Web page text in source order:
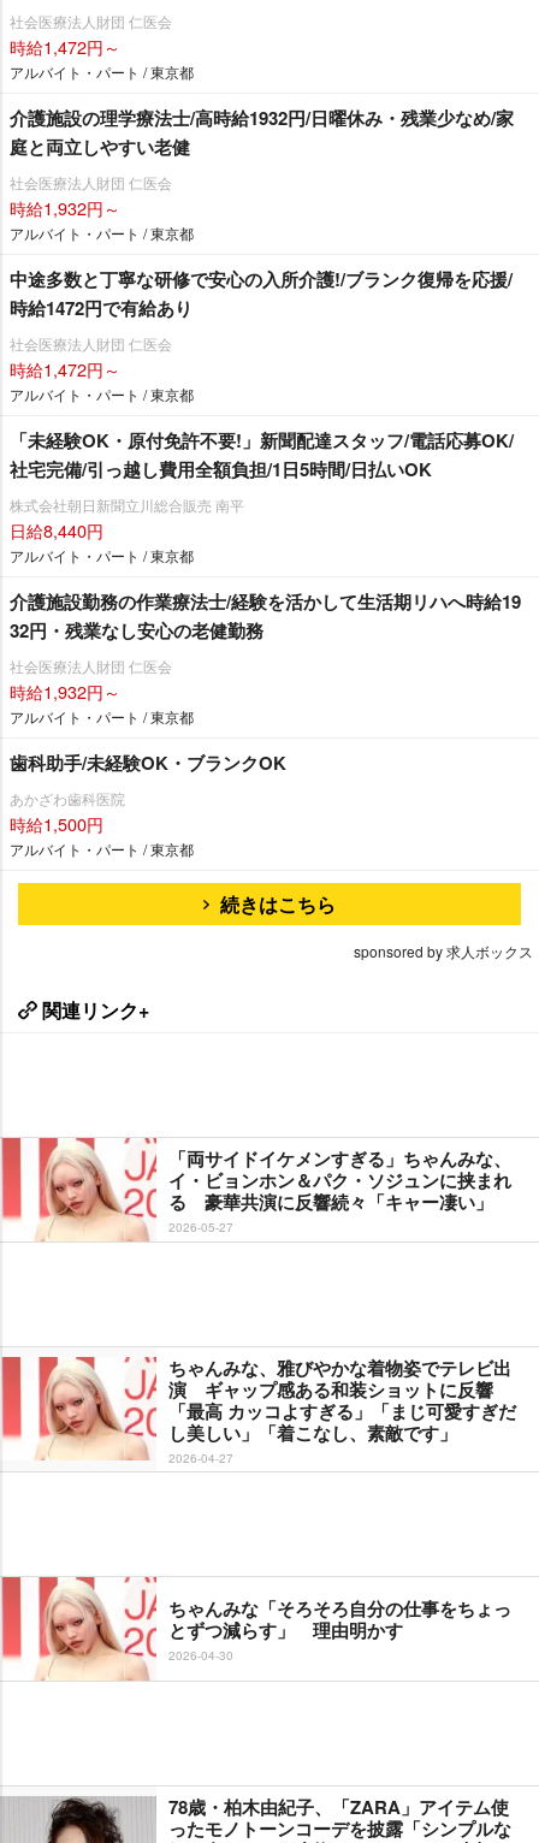
社会医療法人財団 仁医会
時給1,472円～
アルバイト・パート / 東京都
介護施設の理学療法士/高時給1932円/日曜休み・残業少なめ/家
庭と両立しやすい老健
社会医療法人財団 仁医会
時給1,932円～
アルバイト・パート / 東京都
中途多数と丁寧な研修で安心の入所介護!/ブランク復帰を応援/
時給1472円で有給あり
社会医療法人財団 仁医会
時給1,472円～
アルバイト・パート / 東京都
「未経験OK・原付免許不要!」新聞配達スタッフ/電話応募OK/
社宅完備/引っ越し費用全額負担/1日5時間/日払いOK
株式会社朝日新聞立川総合販売 南平
日給8,440円
アルバイト・パート / 東京都
介護施設勤務の作業療法士/経験を活かして生活期リハへ時給19
32円・残業なし安心の老健勤務
社会医療法人財団 仁医会
時給1,932円～
アルバイト・パート / 東京都
歯科助手/未経験OK・ブランクOK
あかざわ歯科医院
時給1,500円
アルバイト・パート / 東京都
続きはこちら
sponsored by 求人ボックス
関連リンク+
「両サイドイケメンすぎる」ちゃんみな、
イ・ビョンホン＆パク・ソジュンに挟まれ
る 豪華共演に反響続々「キャー凄い」
2026-05-27
ちゃんみな、雅びやかな着物姿でテレビ出
演 ギャップ感ある和装ショットに反響
「最高 カッコよすぎる」「まじ可愛すぎだ
し美しい」「着こなし、素敵です」
2026-04-27
ちゃんみな「そろそろ自分の仕事をちょっ
とずつ減らす」 理由明かす
2026-04-30
78歳・柏木由紀子、「ZARA」アイテム使
ったモノトーンコーデを披露「シンプルな